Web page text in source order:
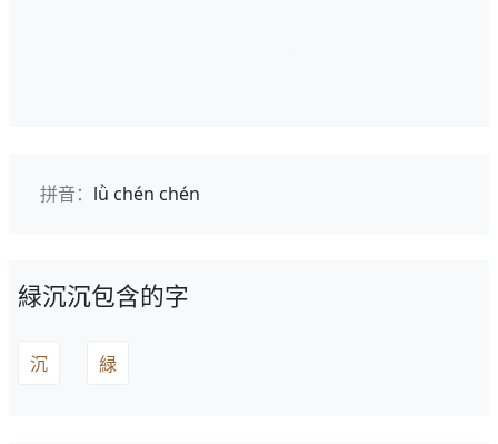
拼音： lǜ chén chén
緑沉沉包含的字
沉 緑